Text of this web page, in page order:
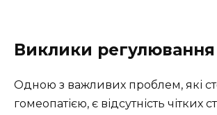
Виклики регулювання
Одною з важливих проблем, які
гомеопатією, є відсутність чітких